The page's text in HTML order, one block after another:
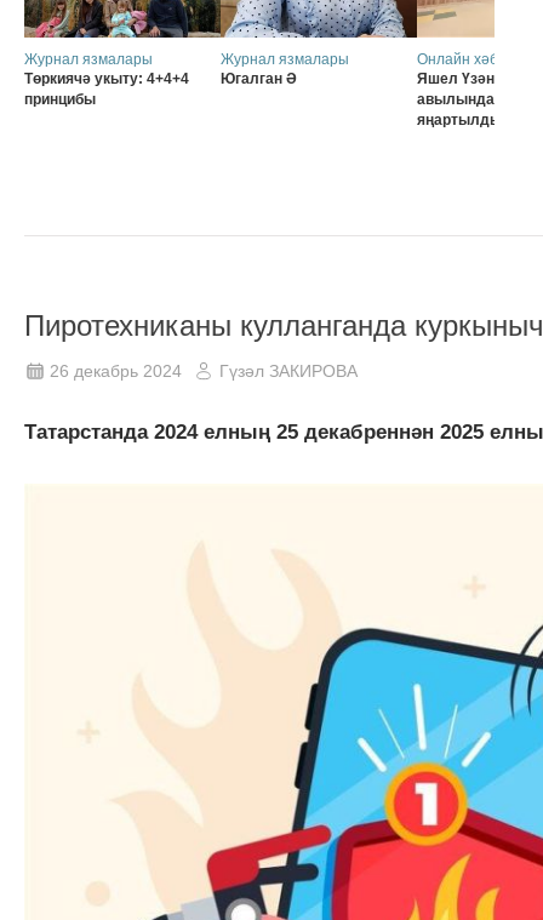
Журнал язмалары
Төркиячә укыту: 4+4+4
принцибы
Журнал язмалары
Югалган Ә
Онлайн хәбәрләр
Яшел Үзәннең
авылында
яңартылды
Пиротехниканы кулланганда
26 декабрь 2024 Гүзәл ЗАКИРОВА
Татарстанда 2024 елның 25 декабреннән 2025